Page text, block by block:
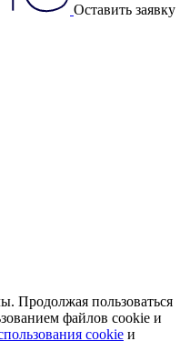
Оставить заявку
Продолжая пользоваться
файлов cookie и
cookie и